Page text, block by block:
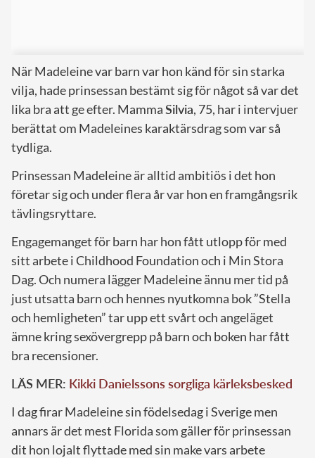
När Madeleine var barn var hon känd för sin starka
vilja, hade prinsessan bestämt sig för något så var det
lika bra att ge efter. MammaSilvia, 75, har i intervjuer
berättat om Madeleines karaktärsdrag som var så
tydliga.
Prinsessan Madeleine är alltid ambitiös i det hon
företar sig och under flera år var hon en framgångsrik
tävlingsryttare.
Engagemanget för barn har hon fått utlopp för med
sitt arbete i Childhood Foundation och i Min Stora
Dag. Och numera lägger Madeleine ännu mer tid på
just utsatta barn och hennes nyutkomna bok ”Stella
och hemligheten” tar upp ett svårt och angeläget
ämne kring sexövergrepp på barn och boken har fått
bra recensioner.
LÄS MER: Kikki Danielssons sorgliga kärleksbesked
I dag firar Madeleine sin födelsedag i Sverige men
annars är det mest Florida som gäller för prinsessan
dit hon lojalt flyttade med sin make vars arbete